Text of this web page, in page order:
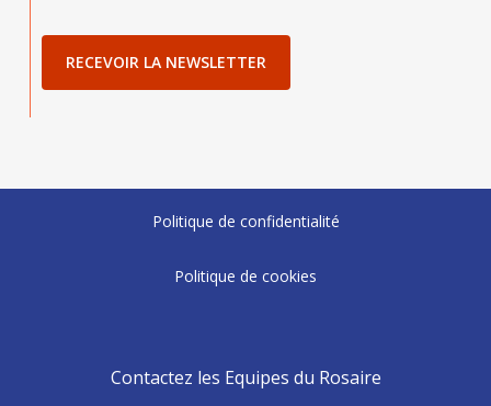
RECEVOIR LA NEWSLETTER
Politique de confidentialité
Politique de cookies
Contactez les Equipes du Rosaire